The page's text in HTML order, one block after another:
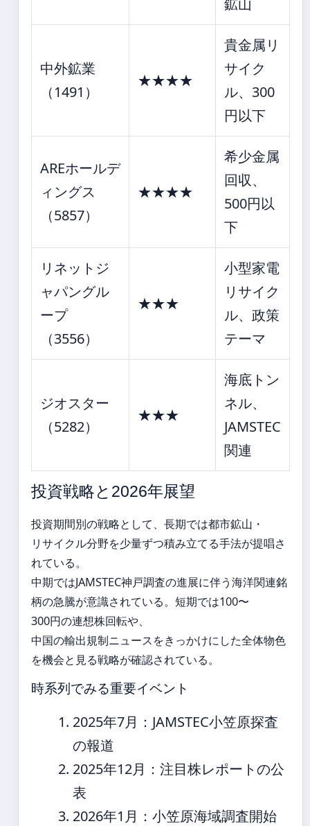
中外鉱業
（1491）
★★★★
貴金属リ
サイク
ル、300
円以下
AREホールデ
ィングス
（5857）
★★★★
希少金属
回収、
500円以
下
リネットジ
ャパングル
ープ
（3556）
★★★
小型家電
リサイク
ル、政策
テーマ
ジオスター
（5282）
★★★
海底トン
ネル、
JAMSTEC
関連
投資戦略と2026年展望
投資期間別の戦略として、長期では都市鉱山・
リサイクル分野を少量ずつ積み立てる手法が提唱さ
れている。
中期ではJAMSTEC神戸調査の進展に伴う海洋関連銘
柄の急騰が意識されている。短期では100〜
300円の連想株回転や、
中国の輸出規制ニュースをきっかけにした全体物色
を機会と見る戦略が確認されている。
時系列でみる重要イベント
2025年7月 ：JAMSTEC小笠原探査
の報道
2025年12月 ：注目株レポートの公
表
2026年1月 ：小笠原海域調査開始